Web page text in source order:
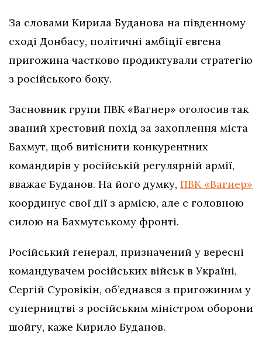
За словами Кирила Буданова на південному
сході Донбасу, політичні амбіції євгена
пригожина частково продиктували стратегію
з російського боку.
Засновник групи ПВК «Вагнер» оголосив так
званий хрестовий похід за захоплення міста
Бахмут, щоб витіснити конкурентних
командирів у російській регулярній армії,
вважає Буданов. На його думку, ПВК «Вагнер»
координує свої дії з армією, але є головною
силою на Бахмутському фронті.
Російський генерал, призначений у вересні
командувачем російських військ в Україні,
Сергій Суровікін, об’єднався з пригожиним у
суперництві з російським міністром оборони
шойгу, каже Кирило Буданов.